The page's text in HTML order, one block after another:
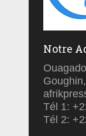
Notre
Tél 1:
Tél 2: